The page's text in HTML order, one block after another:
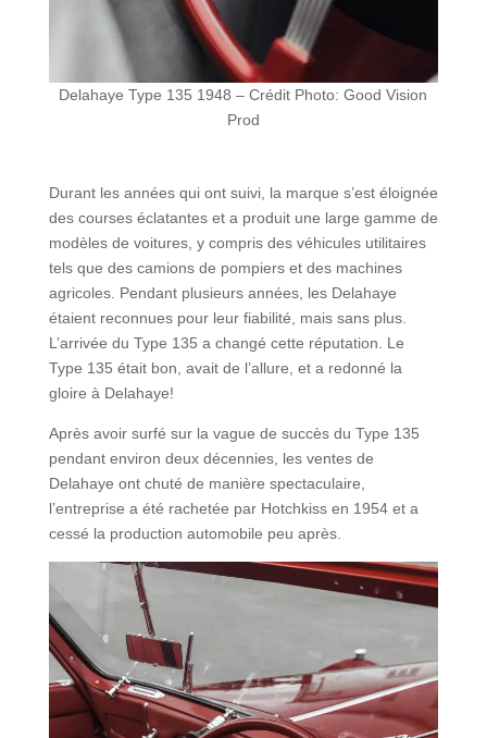
Delahaye Type 135 1948 – Crédit Photo: Good Vision
Prod
Durant les années qui ont suivi, la marque s’est éloignée
des courses éclatantes et a produit une large gamme de
modèles de voitures, y compris des véhicules utilitaires
tels que des camions de pompiers et des machines
agricoles. Pendant plusieurs années, les Delahaye
étaient reconnues pour leur fiabilité, mais sans plus.
L’arrivée du Type 135 a changé cette réputation. Le
Type 135 était bon, avait de l’allure, et a redonné la
gloire à Delahaye!
Après avoir surfé sur la vague de succès du Type 135
pendant environ deux décennies, les ventes de
Delahaye ont chuté de manière spectaculaire,
l’entreprise a été rachetée par Hotchkiss en 1954 et a
cessé la production automobile peu après.